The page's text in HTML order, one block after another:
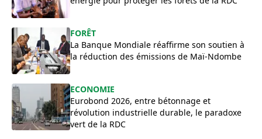
FORÊT
La Banque Mondiale réaffirme son soutien à
la réduction des émissions de Maï-Ndombe
ECONOMIE
Eurobond 2026, entre bétonnage et
révolution industrielle durable, le paradoxe
vert de la RDC